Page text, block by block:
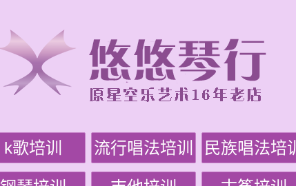
k歌培训 流行唱法培训 民族唱法培训